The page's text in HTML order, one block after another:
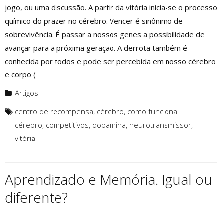
jogo, ou uma discussão. A partir da vitória inicia-se o processo
químico do prazer no cérebro. Vencer é sinônimo de
sobrevivência. É passar a nossos genes a possibilidade de
avançar para a próxima geração. A derrota também é
conhecida por todos e pode ser percebida em nosso cérebro
e corpo (
Artigos
centro de recompensa, cérebro, como funciona
cérebro, competitivos, dopamina, neurotransmissor,
vitória
Aprendizado e Memória. Igual ou
diferente?